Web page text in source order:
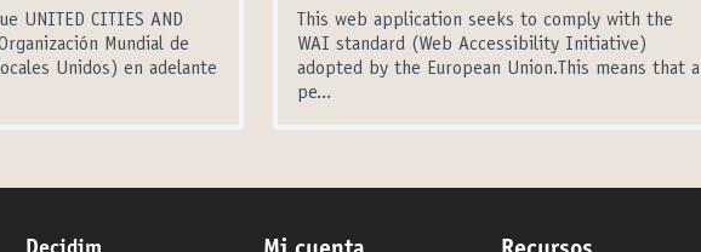
UNITED CITIES AND
Mundial de
Unidos) en adelante
This web application seeks to comply with the
WAI standard (Web Accessibility Initiative)
adopted by the European Union.This means that a
pe...